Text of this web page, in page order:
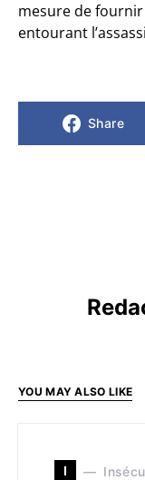
mesure de
entourant
Share
YOU MAY ALSO LIKE
I